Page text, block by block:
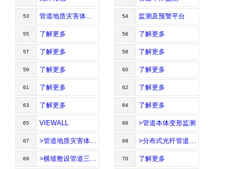
53 管道地质灾害体监测 54 监测及预警平台
55 了解更多 56 了解更多
57 了解更多 58 了解更多
59 了解更多 60 了解更多
61 了解更多 62 了解更多
63 了解更多 64 了解更多
65 VIEWALL 66 >管道本体变形监测
67 >管道地质灾害体监测 68 >分布式光纤管道泄漏、地灾监测
69 >横坡敷设管道三维变形监测 70 了解更多